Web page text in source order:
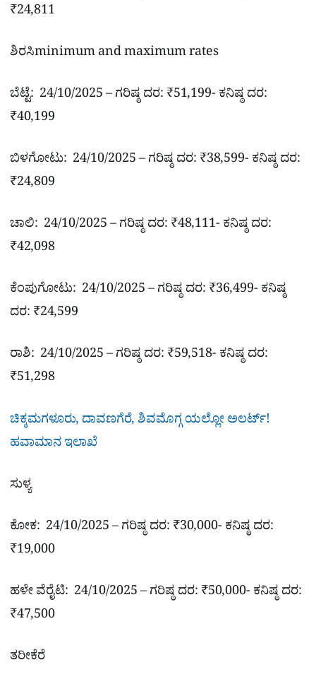
₹24,811
ಶಿರಸಿminimum and maximum rates
ಬೆಟ್ಟೆ: 24/10/2025 – ಗರಿಷ್ಠ ದರ: ₹51,199- ಕನಿಷ್ಠ ದರ:
₹40,199
ಬಿಳಗೋಟು: 24/10/2025 – ಗರಿಷ್ಠ ದರ: ₹38,599- ಕನಿಷ್ಠ ದರ:
₹24,809
ಚಾಲಿ: 24/10/2025 – ಗರಿಷ್ಠ ದರ: ₹48,111- ಕನಿಷ್ಠ ದರ:
₹42,098
ಕೆಂಪುಗೋಟು: 24/10/2025 – ಗರಿಷ್ಠ ದರ: ₹36,499- ಕನಿಷ್ಠ
ದರ: ₹24,599
ರಾಶಿ: 24/10/2025 – ಗರಿಷ್ಠ ದರ: ₹59,518- ಕನಿಷ್ಠ ದರ:
₹51,298
ಚಿಕ್ಕಮಗಳೂರು, ದಾವಣಗೆರೆ, ಶಿವಮೊಗ್ಗ ಯಲ್ಲೋ ಅಲರ್ಟ್!
ಹವಾಮಾನ ಇಲಾಖೆ
ಸುಳ್ಯ
ಕೋಕ: 24/10/2025 – ಗರಿಷ್ಠ ದರ: ₹30,000- ಕನಿಷ್ಠ ದರ:
₹19,000
ಹಳೇ ವೆರೈಟಿ: 24/10/2025 – ಗರಿಷ್ಠ ದರ: ₹50,000- ಕನಿಷ್ಠ ದರ:
₹47,500
ತರೀಕೆರೆ